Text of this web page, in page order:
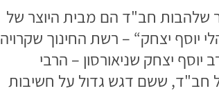
שלהבות חב"ד הם מבית היוצר של
יוסף יצחק“ – רשת החינוך שקרויה
יוסף יצחק שניאורסון – הרבי
חב"ד, ששם דגש גדול על חשיבות